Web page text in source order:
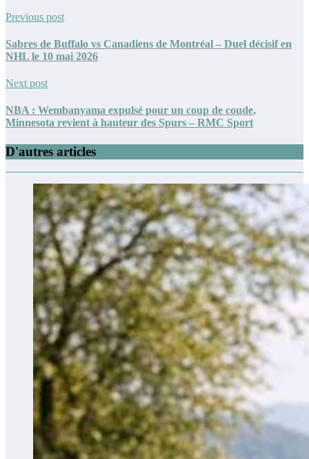
Previous post
Sabres de Buffalo vs Canadiens de Montréal – Duel décisif en
NHL le 10 mai 2026
Next post
NBA : Wembanyama expulsé pour un coup de coude,
Minnesota revient à hauteur des Spurs – RMC Sport
D'autres articles